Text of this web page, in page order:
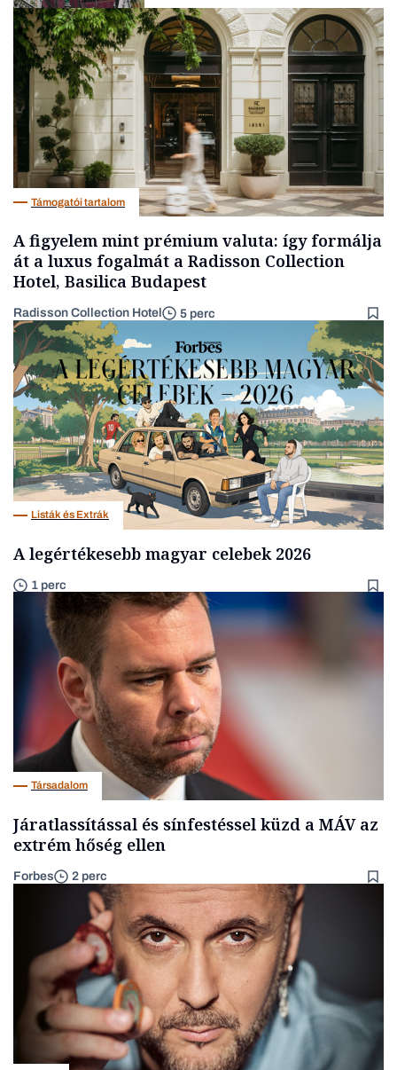
Politika
Támogatói tartalom
A figyelem mint prémium valuta: így formálja
át a luxus fogalmát a Radisson Collection
Hotel, Basilica Budapest
Radisson Collection Hotel 5 perc
Listák és Extrák
A legértékesebb magyar celebek 2026
1 perc
Társadalom
Járatlassítással és sínfestéssel küzd a MÁV az
extrém hőség ellen
Forbes 2 perc